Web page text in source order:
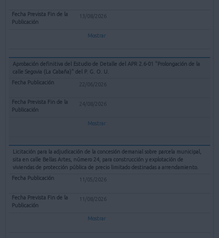
13/08/2026
Mostrar
Aprobación definitiva del Estudio de Detalle del APR 2.6-01 "Prolongación de la
calle Segovia (La Cabaña)" del P. G. O. U.
22/06/2026
24/08/2026
Mostrar
Licitación para la adjudicación de la concesión demanial sobre parcela municipal,
sita en calle Bellas Artes, número 24, para construcción y explotación de
viviendas de protección pública de precio limitado destinadas a arrendamiento.
11/05/2026
11/08/2026
Mostrar